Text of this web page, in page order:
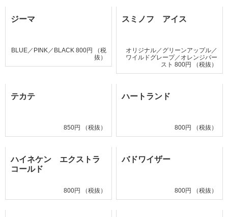
ジーマ
BLUE／PINK／BLACK 800円 （税
抜）
スミノフ アイス
オリジナル／グリーンアップル／
ワイルドグレープ／オレンジバー
スト 800円 （税抜）
テカテ
850円 （税抜）
ハートランド
800円 （税抜）
ハイネケン エクストラ
コールド
800円 （税抜）
バドワイザー
800円 （税抜）